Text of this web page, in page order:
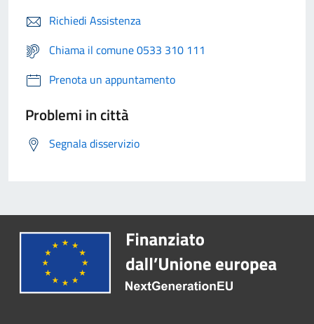
Richiedi Assistenza
Chiama il comune 0533 310 111
Prenota un appuntamento
Problemi in città
Segnala disservizio